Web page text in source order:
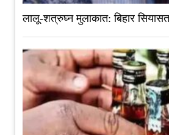
लालू-शत्रुघ्न मुलाकात: बिहार